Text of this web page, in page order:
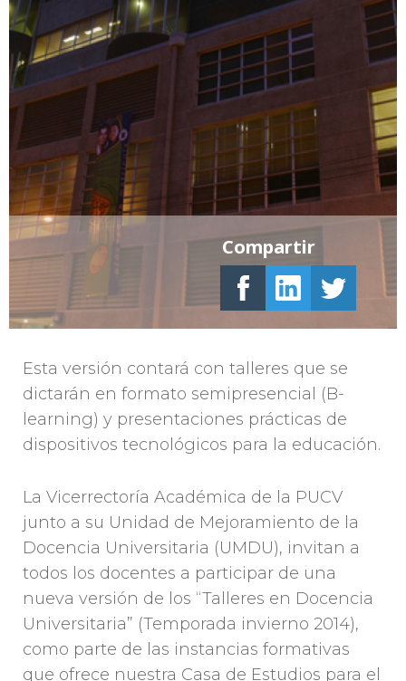
Esta versión contará con talleres que se
dictarán en formato semipresencial (B-
learning) y presentaciones prácticas de
dispositivos tecnológicos para la educación.
La Vicerrectoría Académica de la PUCV
junto a su Unidad de Mejoramiento de la
Docencia Universitaria (UMDU), invitan a
todos los docentes a participar de una
nueva versión de los “Talleres en Docencia
Universitaria” (Temporada invierno 2014),
como parte de las instancias formativas
que ofrece nuestra Casa de Estudios para el
Compartir